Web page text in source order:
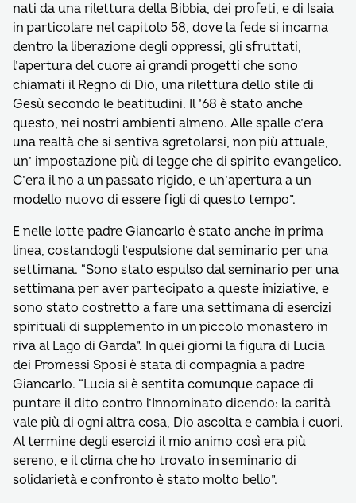
nati da una rilettura della Bibbia, dei profeti, e di Isaia
in particolare nel capitolo 58, dove la fede si incarna
dentro la liberazione degli oppressi, gli sfruttati,
l’apertura del cuore ai grandi progetti che sono
chiamati il Regno di Dio, una rilettura dello stile di
Gesù secondo le beatitudini. Il ’68 è stato anche
questo, nei nostri ambienti almeno. Alle spalle c’era
una realtà che si sentiva sgretolarsi, non più attuale,
un’ impostazione più di legge che di spirito evangelico.
C’era il no a un passato rigido, e un’apertura a un
modello nuovo di essere figli di questo tempo”.
E nelle lotte padre Giancarlo è stato anche in prima
linea, costandogli l’espulsione dal seminario per una
settimana. “Sono stato espulso dal seminario per una
settimana per aver partecipato a queste iniziative, e
sono stato costretto a fare una settimana di esercizi
spirituali di supplemento in un piccolo monastero in
riva al Lago di Garda”. In quei giorni la figura di Lucia
dei Promessi Sposi è stata di compagnia a padre
Giancarlo. “Lucia si è sentita comunque capace di
puntare il dito contro l’Innominato dicendo: la carità
vale più di ogni altra cosa, Dio ascolta e cambia i cuori.
Al termine degli esercizi il mio animo così era più
sereno, e il clima che ho trovato in seminario di
solidarietà e confronto è stato molto bello”.